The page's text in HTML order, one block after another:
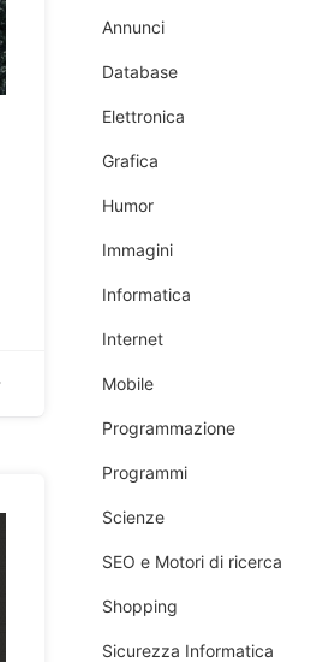
Annunci
Database
Elettronica
Grafica
Humor
Immagini
Informatica
Internet
Mobile
Programmazione
Programmi
Scienze
SEO e Motori di ricerca
Shopping
Sicurezza Informatica